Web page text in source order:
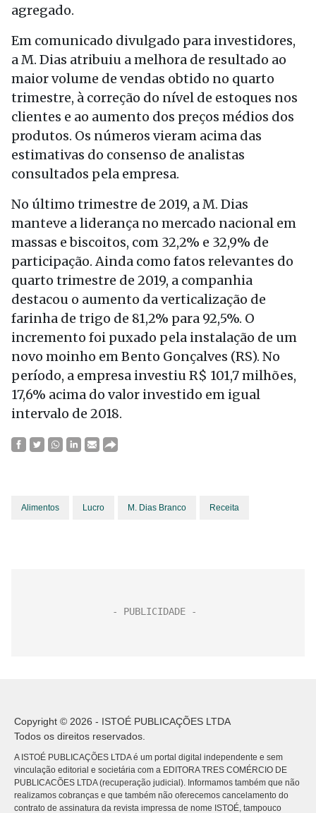
agregado.
Em comunicado divulgado para investidores,
a M. Dias atribuiu a melhora de resultado ao
maior volume de vendas obtido no quarto
trimestre, à correção do nível de estoques nos
clientes e ao aumento dos preços médios dos
produtos. Os números vieram acima das
estimativas do consenso de analistas
consultados pela empresa.
No último trimestre de 2019, a M. Dias
manteve a liderança no mercado nacional em
massas e biscoitos, com 32,2% e 32,9% de
participação. Ainda como fatos relevantes do
quarto trimestre de 2019, a companhia
destacou o aumento da verticalização de
farinha de trigo de 81,2% para 92,5%. O
incremento foi puxado pela instalação de um
novo moinho em Bento Gonçalves (RS). No
período, a empresa investiu R$ 101,7 milhões,
17,6% acima do valor investido em igual
intervalo de 2018.
Alimentos Lucro M. Dias Branco Receita
Copyright © 2026 - ISTOÉ PUBLICAÇÕES LTDA
Todos os direitos reservados.
A ISTOÉ PUBLICAÇÕES LTDA é um portal digital independente e sem
vinculação editorial e societária com a EDITORA TRES COMÉRCIO DE
PUBLICACÕES LTDA (recuperação judicial). Informamos também que não
realizamos cobranças e que também não oferecemos cancelamento do
contrato de assinatura da revista impressa de nome ISTOÉ, tampouco